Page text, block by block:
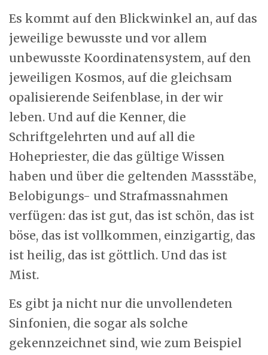
Es kommt auf den Blickwinkel an, auf das
jeweilige bewusste und vor allem
unbewusste Koordinatensystem, auf den
jeweiligen Kosmos, auf die gleichsam
opalisierende Seifenblase, in der wir
leben. Und auf die Kenner, die
Schriftgelehrten und auf all die
Hohepriester, die das gültige Wissen
haben und über die geltenden Massstäbe,
Belobigungs- und Strafmassnahmen
verfügen: das ist gut, das ist schön, das ist
böse, das ist vollkommen, einzigartig, das
ist heilig, das ist göttlich. Und das ist
Mist.
Es gibt ja nicht nur die unvollendeten
Sinfonien, die sogar als solche
gekennzeichnet sind, wie zum Beispiel